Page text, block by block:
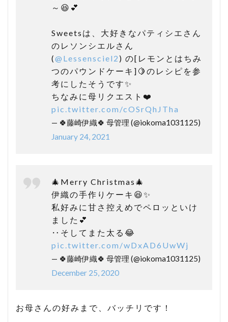
～😆💕
Sweetsは、大好きなパティシエさん
のレソンシエルさん
(@Lessensciel2 ) の[レモンとはちみ
つのパウンドケーキ]🍋のレシピを参
考にしたそうです✨
ちなみに母リクエスト❤️
pic.twitter.com/cOSrQhJTha
— 🍀藤崎伊織🍀 母管理 (@iokoma1031125)
January 24, 2021
🎄Merry Christmas🎄
伊織の手作りケーキ😆✨
私好みに甘さ控えめでペロッといけ
ました💕
‥そしてまた太る😂
pic.twitter.com/wDxAD6UwWj
— 🍀藤崎伊織🍀 母管理 (@iokoma1031125)
December 25, 2020
お母さんの好みまで、バッチリです！